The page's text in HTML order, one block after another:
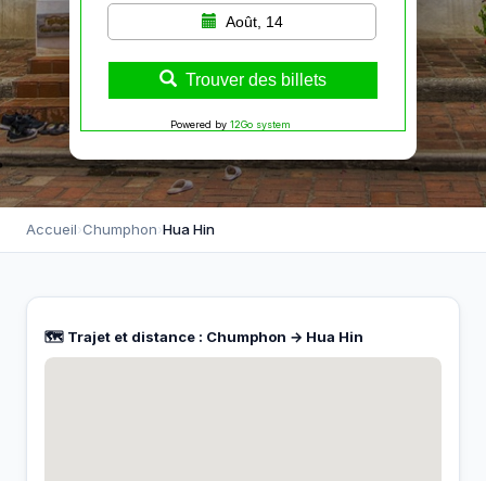
Août, 14
Trouver des billets
Powered by 12Go system
Accueil›Chumphon›Hua Hin
🗺️ Trajet et distance : Chumphon → Hua Hin